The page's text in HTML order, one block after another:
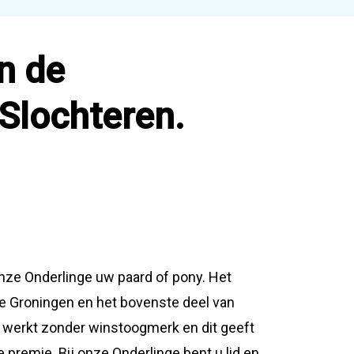
de
Onderlinge uw paard of pony. Het
Groningen en het bovenste deel van
werkt zonder winstoogmerk en dit geeft